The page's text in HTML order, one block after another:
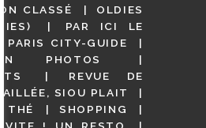
CLASSÉ
OLDIES
PAR ICI LE
PARIS CITY-GUIDE
PHOTOS
REVUE DE
SIOU PLAIT
THÉ
SHOPPING
VITE ! UN RESTO